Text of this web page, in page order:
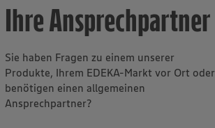
Ihre Ansprechpartner
Sie haben Fragen zu einem unserer
Produkte, Ihrem EDEKA-Markt vor Ort oder
benötigen einen allgemeinen
Ansprechpartner?